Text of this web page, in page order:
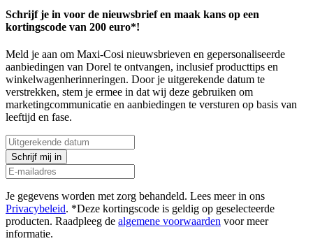
Schrijf je in voor de nieuwsbrief en maak kans op een
kortingscode van 200 euro*!
Meld je aan om Maxi-Cosi nieuwsbrieven en gepersonaliseerde
aanbiedingen van Dorel te ontvangen, inclusief producttips en
winkelwagenherinneringen. Door je uitgerekende datum te
verstrekken, stem je ermee in dat wij deze gebruiken om
marketingcommunicatie en aanbiedingen te versturen op basis van
leeftijd en fase.
Schrijf mij in
Je gegevens worden met zorg behandeld. Lees meer in ons
Privacybeleid. *Deze kortingscode is geldig op geselecteerde
producten. Raadpleeg de algemene voorwaarden voor meer
informatie.